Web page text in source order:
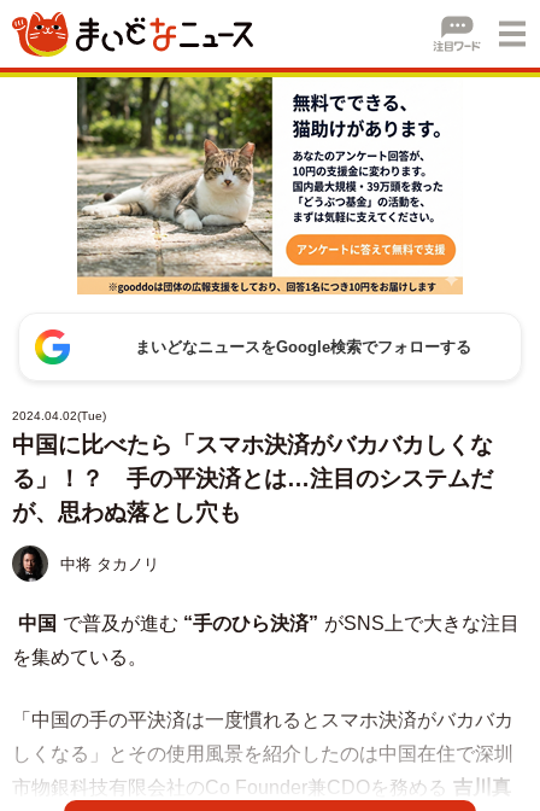
まいどなニュースをGoogle検索でフォローする
2024.04.02(Tue)
中国に比べたら「スマホ決済がバカバカしくな
る」！？ 手の平決済とは…注目のシステムだ
が、思わぬ落とし穴も
中将 タカノリ
中国 で普及が進む “手のひら決済” がSNS上で大きな注目
を集めている。
「中国の手の平決済は一度慣れるとスマホ決済がバカバカ
しくなる」とその使用風景を紹介したのは中国在住で深圳
市物銀科技有限会社のCo Founder兼CDOを務める 吉川真